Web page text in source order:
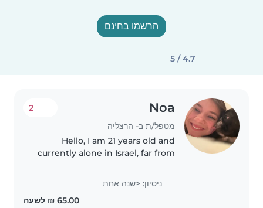
הרשמו בחינם
4.7 / 5
Noa
מטפל/ת ב- הרצליה
2
Hello, I am 21 years old and
currently alone in Israel, far from
means so much to me. Caring for
them truly comes from the
ניסיון: <שנה אחת